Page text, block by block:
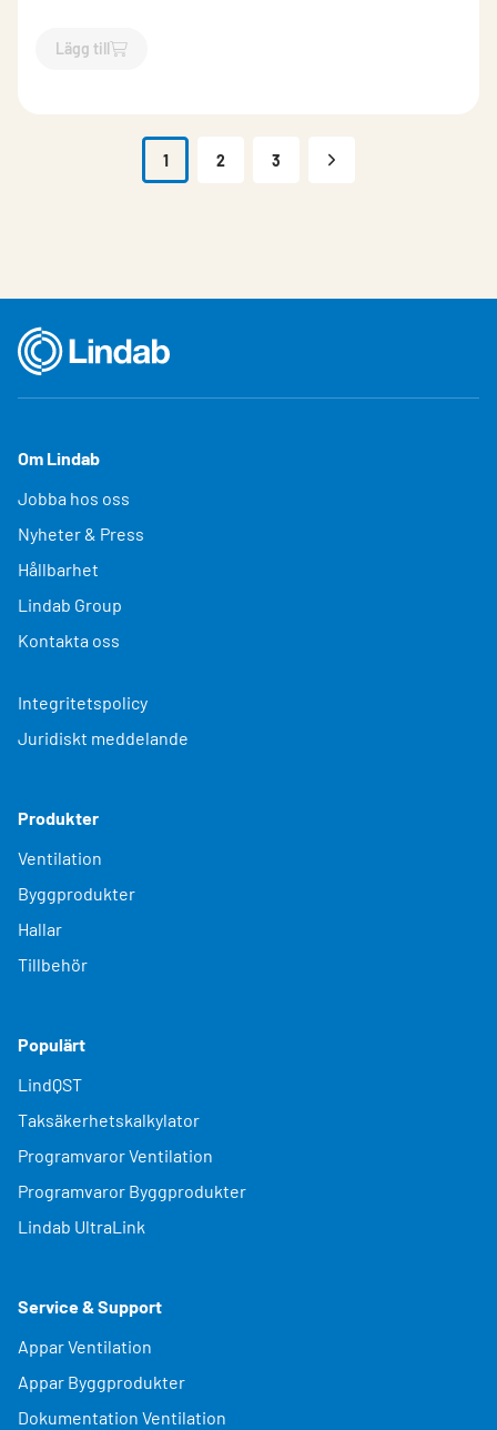
Lägg till
`$Lägg till
1 2 3
Om Lindab
Jobba hos oss
Nyheter & Press
Hållbarhet
Lindab Group
Kontakta oss
Integritetspolicy
Juridiskt meddelande
Produkter
Ventilation
Byggprodukter
Hallar
Tillbehör
Populärt
LindQST
Taksäkerhetskalkylator
Programvaror Ventilation
Programvaror Byggprodukter
Lindab UltraLink
Service & Support
Appar Ventilation
Appar Byggprodukter
Dokumentation Ventilation